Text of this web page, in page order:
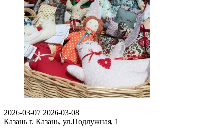
2026-03-07 2026-03-08
Казань г. Казань, ул.Подлужная, 1